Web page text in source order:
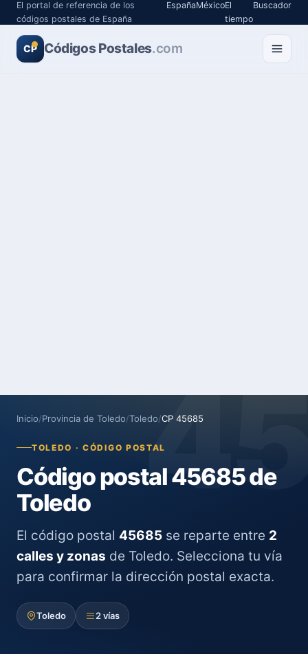
El portal de referencia de los
códigos postales de España
EspañaMéxicoEl
tiempo
Buscador
CP Códigos Postales.com
Inicio/Provincia de Toledo/Toledo/CP 45685
TOLEDO · CÓDIGO POSTAL
Código postal 45685 de
Toledo
El código postal 45685 se reparte entre 2
calles y zonas de Toledo. Selecciona tu vía
para confirmar la dirección postal exacta.
Toledo 2 vías